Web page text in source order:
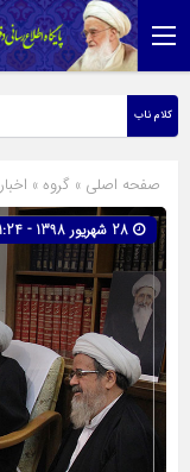
کلام ناب
صفحه اصلی » گروه » اخبار